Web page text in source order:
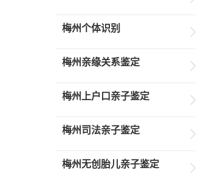
梅州个体识别
梅州亲缘关系鉴定
梅州上户口亲子鉴定
梅州司法亲子鉴定
梅州无创胎儿亲子鉴定